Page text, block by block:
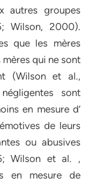
autres groupes
Wilson, 2000).
que les mères
qui ne sont
(Wilson et al.,
sont
en mesure d’
de leurs
ou abusives
Wilson et al. ,
en mesure de